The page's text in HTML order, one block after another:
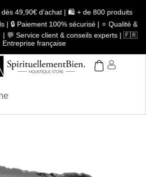
49,90€ d’achat | 🛍️ + de 800 produits
| 🔒 Paiement 100% sécurisé | ⭐ Qualité &
| 💬 Service client & conseils experts | 🇫🇷
Entreprise française